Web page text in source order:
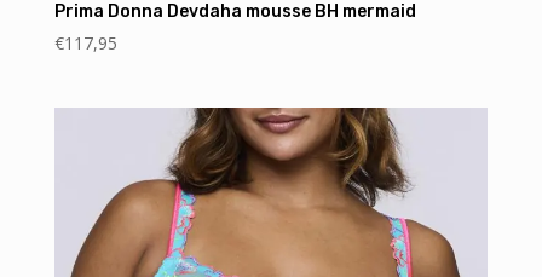
Prima Donna Devdaha mousse BH mermaid
€117,95